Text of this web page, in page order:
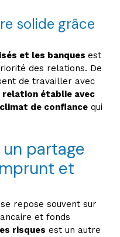
solide grâce
et les banques est
des relations. De
de travailler avec
relation établie avec
climat de confiance qui
partage
et
repose souvent sur
et fonds
risques est un autre